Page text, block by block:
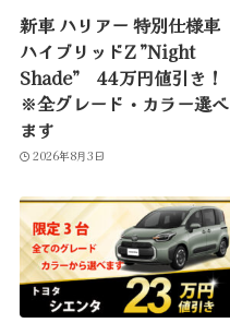
新車 ハリアー 特別仕様車
ハイブリッドZ ”Night
Shade” 44万円値引き！
※全グレード・カラー選べ
ます
2026年8月3日